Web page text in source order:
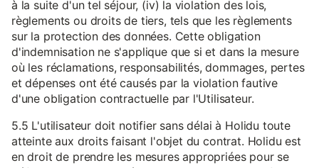
à la suite d'un tel séjour, (iv) la violation des lois,
règlements ou droits de tiers, tels que les règlements
sur la protection des données. Cette obligation
d'indemnisation ne s'applique que si et dans la mesure
où les réclamations, responsabilités, dommages, pertes
et dépenses ont été causés par la violation fautive
d'une obligation contractuelle par l'Utilisateur.
5.5 L'utilisateur doit notifier sans délai à Holidu toute
atteinte aux droits faisant l'objet du contrat. Holidu est
en droit de prendre les mesures appropriées pour se